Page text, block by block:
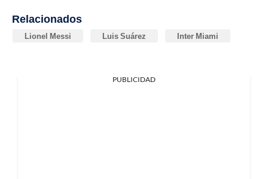
Relacionados
Lionel Messi Luis Suárez Inter Miami
PUBLICIDAD